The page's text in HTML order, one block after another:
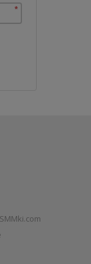
*
SMMki.com